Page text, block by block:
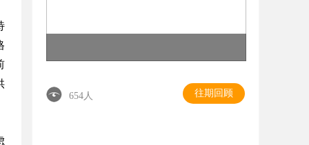
654人 往期回顾